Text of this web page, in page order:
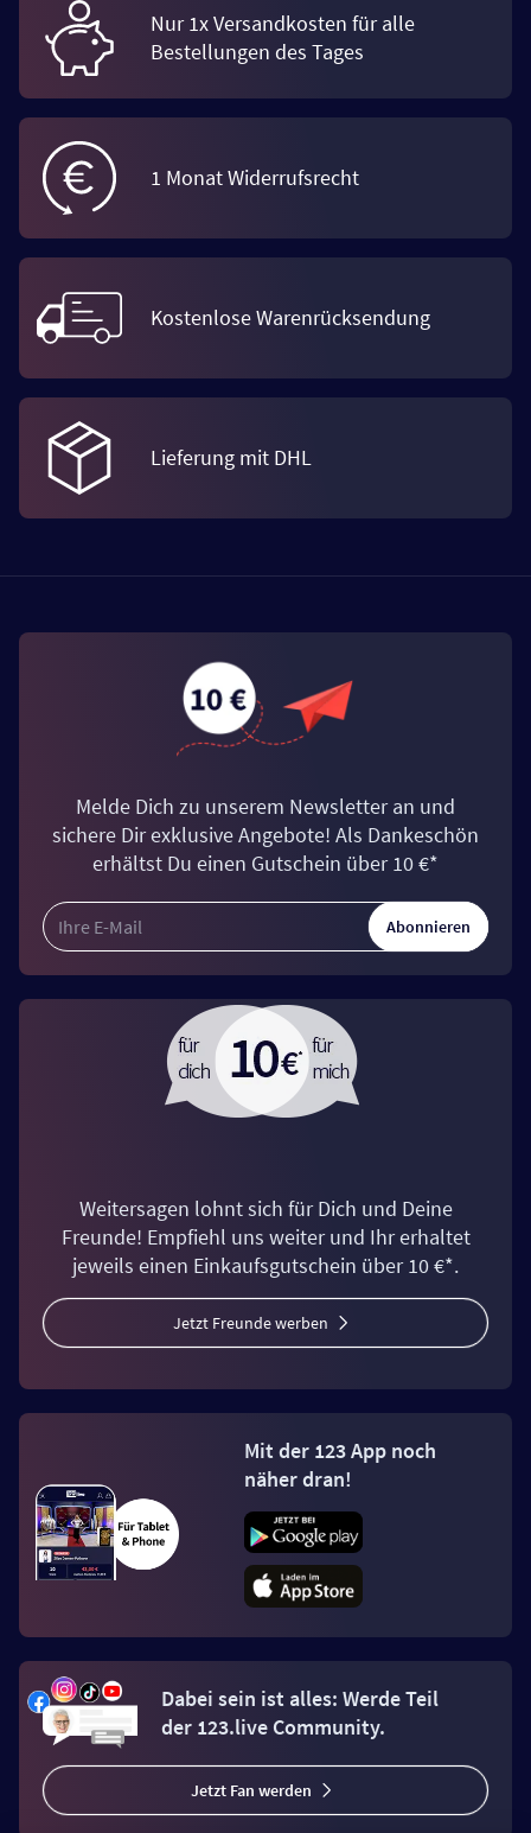
Nur 1x Versandkosten für alle
Bestellungen des Tages
1 Monat Widerrufsrecht
Kostenlose Warenrücksendung
Lieferung mit DHL
Melde Dich zu unserem Newsletter an und
sichere Dir exklusive Angebote! Als Dankeschön
erhältst Du einen Gutschein über 10 €*
Abonnieren
Weitersagen lohnt sich für Dich und Deine
Freunde! Empfiehl uns weiter und Ihr erhaltet
jeweils einen Einkaufsgutschein über 10 €*.
Jetzt Freunde werben
Mit der 123 App noch
näher dran!
Dabei sein ist alles: Werde Teil
der 123.live Community.
Jetzt Fan werden